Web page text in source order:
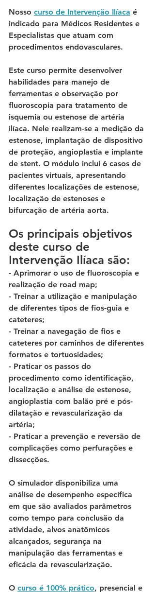
Nosso curso de Intervenção Ilíaca é
indicado para Médicos Residentes e
Especialistas que atuam com
procedimentos endovasculares.
Este curso permite desenvolver
habilidades para manejo de
ferramentas e observação por
fluoroscopia para tratamento de
isquemia ou estenose de artéria
ilíaca. Nele realizam-se a medição da
estenose, implantação de dispositivo
de proteção, angioplastia e implante
de stent. O módulo inclui 6 casos de
pacientes virtuais, apresentando
diferentes localizações de estenose,
localização de estenoses e
bifurcação de artéria aorta.
Os principais objetivos
deste curso de
Intervenção Ilíaca são:
- Aprimorar o uso de fluoroscopia e
realização de road map;
- Treinar a utilização e manipulação
de diferentes tipos de fios-guia e
cateteres;
- Treinar a navegação de fios e
cateteres por caminhos de diferentes
formatos e tortuosidades;
- Praticar os passos do
procedimento como identificação,
localização e análise de estenose,
angioplastia com balão pré e pós-
dilatação e revascularização da
artéria;
- Praticar a prevenção e reversão de
complicações como perfurações e
dissecções.
O simulador disponibiliza uma
análise de desempenho específica
em que são avaliados parâmetros
como tempo para conclusão da
atividade, alvos anatômicos
alcançados, segurança na
manipulação das ferramentas e
eficácia da revascularização.
O curso é 100% prático, presencial e